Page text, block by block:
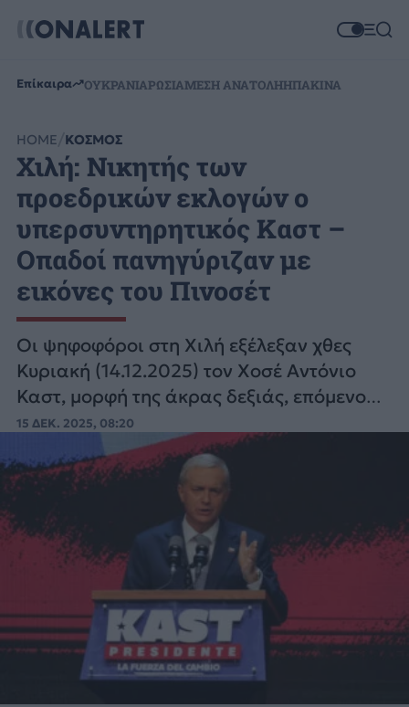
Επίκαιρα ΟΥΚΡΑΝΙΑΡΩΣΙΑΜΕΣΗ ΑΝΑΤΟΛΗΗΠΑΚΙΝΑ
HOME ΚΟΣΜΟΣ
Χιλή: Νικητής των
προεδρικών εκλογών ο
υπερσυντηρητικός Καστ –
Οπαδοί πανηγύριζαν με
εικόνες του Πινοσέτ
Οι ψηφοφόροι στη Χιλή εξέλεξαν χθες
Κυριακή (14.12.2025) τον Χοσέ Αντόνιο
Καστ, μορφή της άκρας δεξιάς, επόμενο
πρόεδρο της χώρας.
15 ΔΕΚ. 2025, 08:20